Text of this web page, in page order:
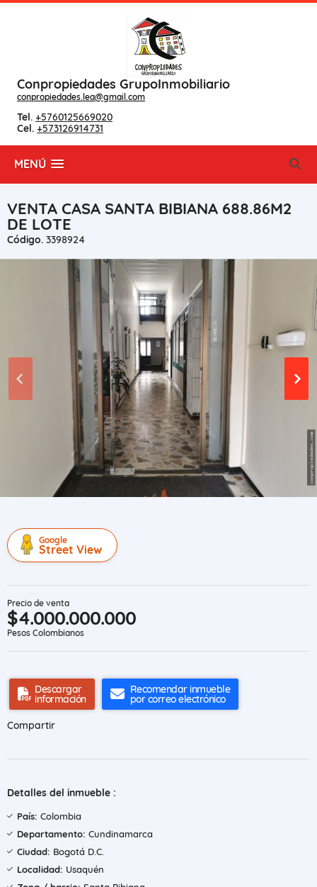
Conpropiedades GrupoInmobiliario
conpropiedades.lea@gmail.com
Tel. +5760125669020
Cel. +573126914731
MENÚ
VENTA CASA SANTA BIBIANA 688.86M2
DE LOTE
Código. 3398924
Google
Street View
Precio de venta
$4.000.000.000
Pesos Colombianos
Descargar
información
Recomendar inmueble
por correo electrónico
Compartir
Detalles del inmueble :
País: Colombia
Departamento: Cundinamarca
Ciudad: Bogotá D.C.
Localidad: Usaquén